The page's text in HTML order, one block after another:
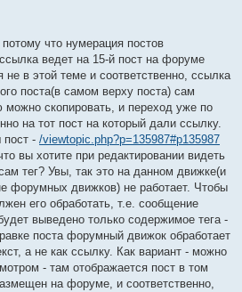
что нумерация постов
ведет на 15-й пост на форуме
в этой теме и соответственно, ссылка
поста(в самом верху поста) сам
можно скопировать, и переход уже по
на тот пост на который дали ссылку.
пост - /viewtopic.php?p=135987#p135987
вы хотите при редактировании видеть
тег? Увы, так это на данном движке(и
форумных движков) не работает. Чтобы
его обработать, т.е. сообщение
выведено только содержимое тега -
поста форумный движок обработает
а не как ссылку. Как вариант - можно
- там отображается пост в том
на форуме, и соответственно,